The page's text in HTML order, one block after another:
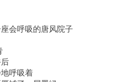
会呼吸的唐风院子
呼吸着